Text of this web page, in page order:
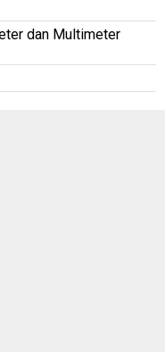
dan Multimeter